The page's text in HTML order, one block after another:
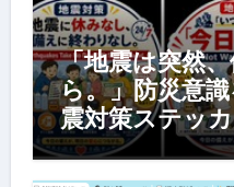
「地震は突然
ら。」防災意
震対策ステッ